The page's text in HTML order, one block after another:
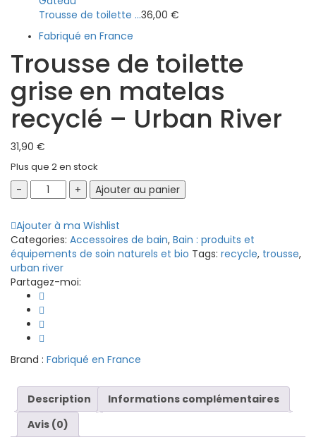
Trousse de toilette ...36,00 €
Fabriqué en France
Trousse de toilette
grise en matelas
recyclé – Urban River
31,90 €
Plus que 2 en stock
Trousse
de
grise
en
matelas
recyclé
-
Urban
River
quantity
Ajouter au panier
Ajouter à ma Wishlist
Categories: Accessoires de bain, Bain : produits et
équipements de soin naturels et bio Tags: recycle, trousse,
urban river
Partagez-moi:
Brand : Fabriqué en France
Description
Informations complémentaires
Avis (0)